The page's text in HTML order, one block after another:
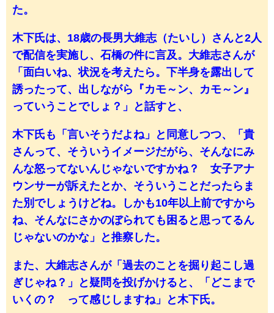
た。
木下氏は、18歳の長男大維志（たいし）さんと2人
で配信を実施し、石橋の件に言及。大維志さんが
「面白いね、状況を考えたら。下半身を露出して
誘ったって、出しながら『カモ～ン、カモ～ン』
っていうことでしょ？」と話すと、
木下氏も「言いそうだよね」と同意しつつ、「貴
さんって、そういうイメージだがら、そんなにみ
んな怒ってないんじゃないですかね？ 女子アナ
ウンサーが訴えたとか、そういうことだったらま
た別でしょうけどね。しかも10年以上前ですから
ね、そんなにさかのぼられても困ると思ってるん
じゃないのかな」と推察した。
また、大維志さんが「過去のことを掘り起こし過
ぎじゃね？」と疑問を投げかけると、「どこまで
いくの？ って感じしますね」と木下氏。